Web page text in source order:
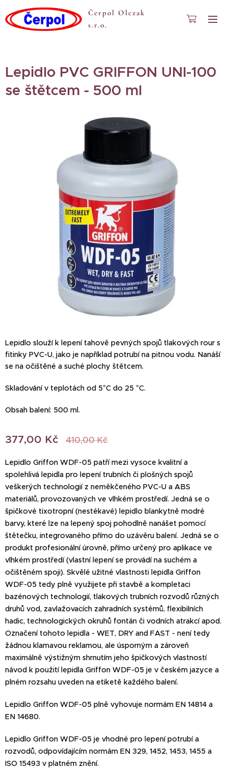
Čerpol Olczak
s.r.o.
Lepidlo PVC GRIFFON UNI-100
se štětcem - 500 ml
Lepidlo slouží k lepení tahově pevných spojů tlakových rour s
fitinky PVC-U, jako je například potrubí na pitnou vodu. Nanáší
se na očištěné a suché plochy štětcem.
Skladování v teplotách od 5°C do 25 °C.
Obsah balení: 500 ml.
377,00 Kč 410,00Kč
Lepidlo Griffon WDF-05 patří mezi vysoce kvalitní a
spolehlivá lepidla pro lepení trubních či plošných spojů
veškerých technologií z neměkčeného PVC-U a ABS
materiálů, provozovaných ve vlhkém prostředí. Jedná se o
špičkové tixotropní (nestékavé) lepidlo blankytně modré
barvy, které lze na lepený spoj pohodlně nanášet pomocí
štětečku, integrovaného přímo do uzávěru balení. Jedná se o
produkt profesionální úrovně, přímo určený pro aplikace ve
vlhkém prostředí (vlastní lepení se provádí na suchém a
očištěném spoji). Skvělé užitné vlastnosti lepidla Griffon
WDF-05 tedy plně využijete při stavbě a kompletaci
bazénových technologií, tlakových trubních rozvodů různých
druhů vod, zavlažovacích zahradních systémů, flexibilních
hadic, technologických okruhů fontán či vodních atrakcí apod.
Označení tohoto lepidla - WET, DRY and FAST - není tedy
žádnou klamavou reklamou, ale úsporným a zároveň
maximálně výstižným shrnutím jeho špičkových vlastností
návod k použití lepidla Griffon WDF-05 je v českém jazyce a
plném rozsahu uveden na etiketě každého balení.
Lepidlo Griffon WDF-05 plně vyhovuje normám EN 14814 a
EN 14680.
Lepidlo Griffon WDF-05 je vhodné pro lepení potrubí a
rozvodů, odpovídajícím normám EN 329, 1452, 1453, 1455 a
ISO 15493 v platném znění.